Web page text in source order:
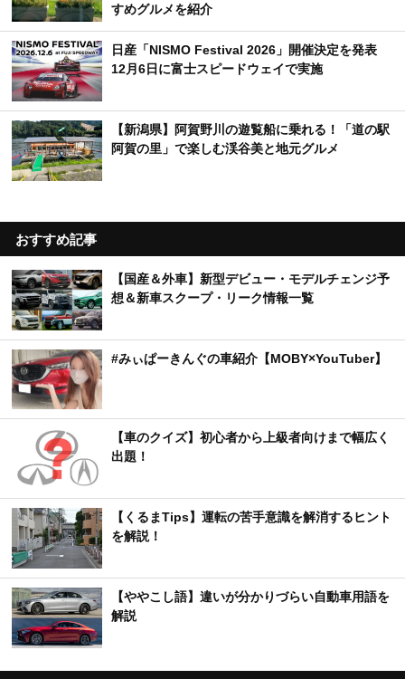
すめグルメを紹介
日産「NISMO Festival 2026」開催決定を発表
12月6日に富士スピードウェイで実施
【新潟県】阿賀野川の遊覧船に乗れる！「道の駅
阿賀の里」で楽しむ渓谷美と地元グルメ
おすすめ記事
【国産＆外車】新型デビュー・モデルチェンジ予
想＆新車スクープ・リーク情報一覧
#みぃぱーきんぐの車紹介【MOBY×YouTuber】
【車のクイズ】初心者から上級者向けまで幅広く
出題！
【くるまTips】運転の苦手意識を解消するヒント
を解説！
【ややこし語】違いが分かりづらい自動車用語を
解説